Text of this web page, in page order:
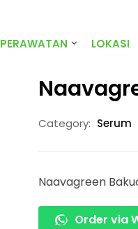
PERAWATAN LOKASI
Category: Serum
Naavagreen
Order via